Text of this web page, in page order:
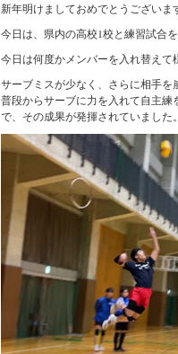
新年明けましておめでとうございま
今日は、県内の高校1校と練習試合
今日は何度かメンバーを入れ替えて
サーブミスが少なく、さらに相手を
普段からサーブに力を入れて自主練
で、その成果が発揮されていました。